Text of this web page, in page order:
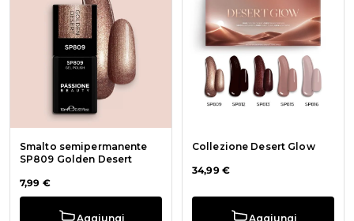
Smalto semipermanente
SP809 Golden Desert
7,99 €
Aggiungi
Collezione Desert Glow
34,99 €
Aggiungi